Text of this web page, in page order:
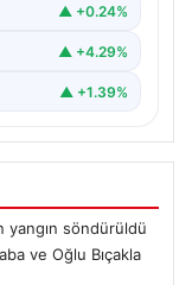
▲ +0.24%
▲ +4.29%
▲ +1.39%
yangın söndürüldü
ve Oğlu Bıçakla